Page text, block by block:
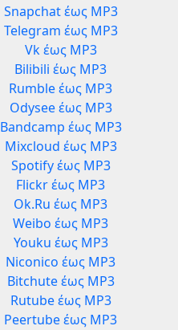
Snapchat έως MP3
Telegram έως MP3
Vk έως MP3
Bilibili έως MP3
Rumble έως MP3
Odysee έως MP3
Bandcamp έως MP3
Mixcloud έως MP3
Spotify έως MP3
Flickr έως MP3
Ok.Ru έως MP3
Weibo έως MP3
Youku έως MP3
Niconico έως MP3
Bitchute έως MP3
Rutube έως MP3
Peertube έως MP3